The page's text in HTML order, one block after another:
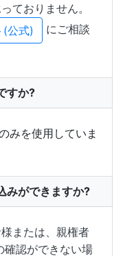
ておりません。
公式)
にご相談
すか?
みを使用していま
みができますか?
または、親権者
確認ができない場